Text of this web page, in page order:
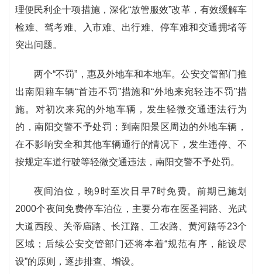
理便民利企十项措施，深化“放管服效”改革，有效缓解车
检难、驾考难、入市难、出行难、停车难和交通拥堵等
突出问题。
两个“不罚”，惠及外地车和本地车。公安交管部门推
出南阳籍车辆“首违不罚”措施和“外地来宛轻违不罚”措
施。对初次来宛的外地车辆，发生轻微交通违法行为
的，南阳交警不予处罚；到南阳景区周边的外地车辆，
在不影响安全和其他车辆通行的情况下，发生违停、不
按规定车道行驶等轻微交通违法，南阳交警不予处罚。
夜间泊位，晚9时至次日早7时免费。前期已施划
2000个夜间免费停车泊位，主要分布在医圣祠路、光武
大道西段、关帝庙路、长江路、工农路、黄河路等23个
区域；后续公安交管部门还将本着“规范有序，能设尽
设”的原则，逐步排查、增设。